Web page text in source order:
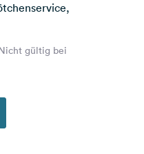
gültig bei